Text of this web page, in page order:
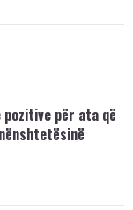
pozitive për ata që